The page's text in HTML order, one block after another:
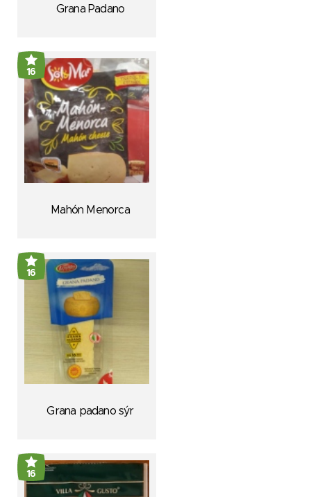
Grana Padano
16
Mahón Menorca
16
Grana padano sýr
16